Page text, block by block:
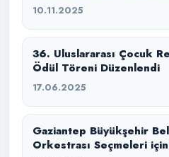
10.11.2025
36. Uluslararası Çocuk
Ödül Töreni Düzenlendi
17.06.2025
Gaziantep Büyükşehir
Orkestrası Seçmeleri için